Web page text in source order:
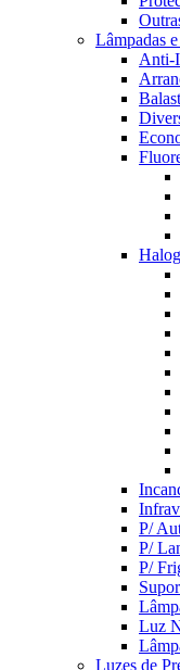
Lâmpadas
Anti-
P/
P/
P/
Luz
Luzes de